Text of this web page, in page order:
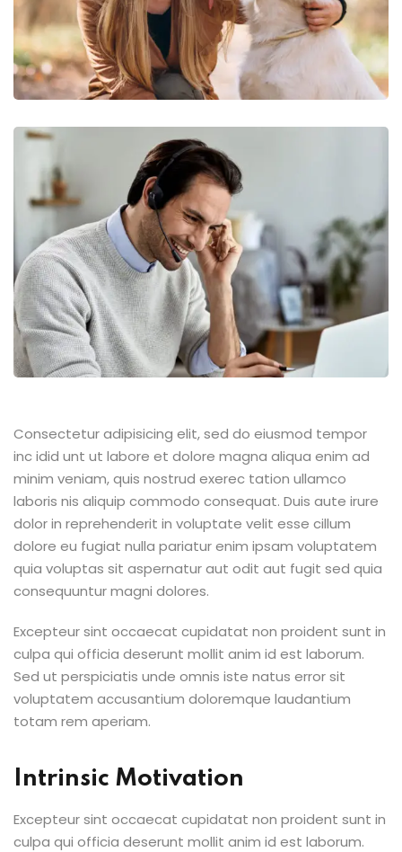
Consectetur adipisicing elit, sed do eiusmod tempor
inc idid unt ut labore et dolore magna aliqua enim ad
minim veniam, quis nostrud exerec tation ullamco
laboris nis aliquip commodo consequat. Duis aute irure
dolor in reprehenderit in voluptate velit esse cillum
dolore eu fugiat nulla pariatur enim ipsam voluptatem
quia voluptas sit aspernatur aut odit aut fugit sed quia
consequuntur magni dolores.
Excepteur sint occaecat cupidatat non proident sunt in
culpa qui officia deserunt mollit anim id est laborum.
Sed ut perspiciatis unde omnis iste natus error sit
voluptatem accusantium doloremque laudantium
totam rem aperiam.
Intrinsic Motivation
Excepteur sint occaecat cupidatat non proident sunt in
culpa qui officia deserunt mollit anim id est laborum.